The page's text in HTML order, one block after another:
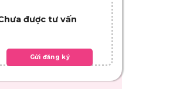
được tư vấn